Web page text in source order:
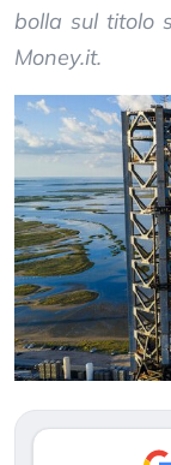
bolla sul titolo
Money.it.